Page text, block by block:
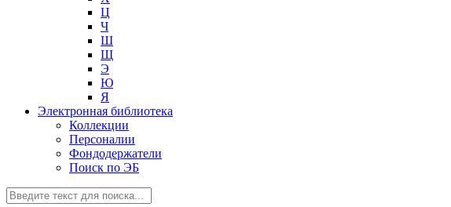
Ц
Ч
Ш
Щ
Э
Ю
Я
Электронная библиотека
Коллекции
Персоналии
Фондодержатели
Поиск по ЭБ